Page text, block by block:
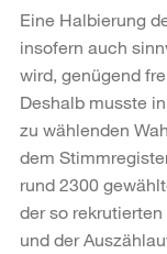
Eine Halbierung
insofern auch
wird, genügend
Deshalb musste
zu wählenden
dem
rund 2300
der so
und der